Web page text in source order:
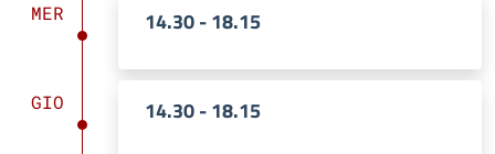
MER 14.30 - 18.15
GIO 14.30 - 18.15